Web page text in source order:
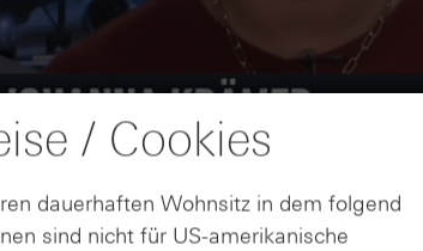
/ Cookies
dauerhaften Wohnsitz in dem folgend
sind nicht für US-amerikanische